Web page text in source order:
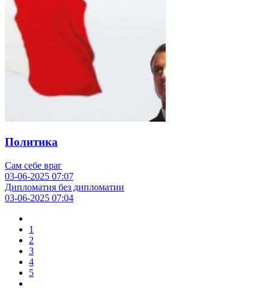
Политика
Сам себе враг
03-06-2025 07:07
Дипломатия без дипломатии
03-06-2025 07:04
1
2
3
4
5